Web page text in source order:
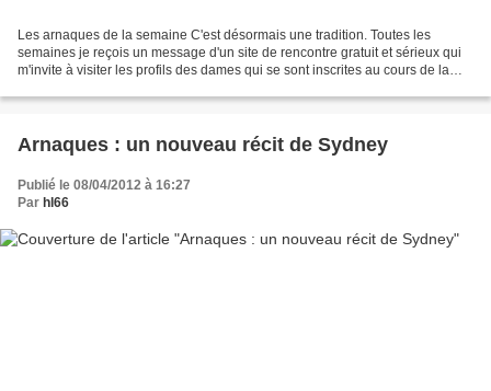
Les arnaques de la semaine C'est désormais une tradition. Toutes les
semaines je reçois un message d'un site de rencontre gratuit et sérieux qui
m'invite à visiter les profils des dames qui se sont inscrites au cours de la
Arnaques : un nouveau récit de Sydney
Publié le 08/04/2012 à 16:27
Par hl66